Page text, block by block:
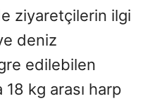
ziyaretçilerin ilgi
deniz
edilebilen
18 kg arası harp